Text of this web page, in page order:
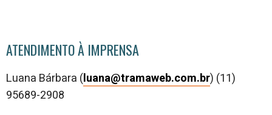
ATENDIMENTO À IMPRENSA
Luana Bárbara (luana@tramaweb.com.br) (11)
95689-2908